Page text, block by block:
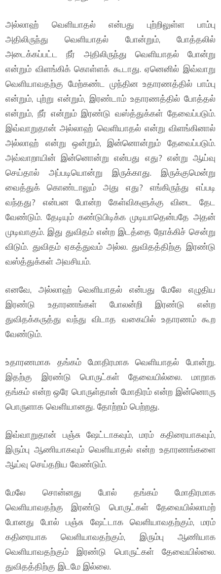
அல்லாஹ் வெளியாதல் என்பது புற்றிலுள்ள பாம்பு
அதிலிருந்து வெளியாதல் போன்றும், போத்தலில்
அடைக்கப்பட்ட நீர் அதிலிருந்து வெளியாதல் போன்று
என்றும் விளங்கிக் கொள்ளக் கூடாது. ஏனெனில் இவ்வாறு
வெளியாவதற்கு மேற்கண்ட முந்தின உதாரணத்தில் பாம்பு
என்றும், புற்று என்றும், இரண்டாம் உதாரணத்தில் போத்தல்
என்றும், நீர் என்றும் இரண்டு வஸ்த்துக்கள் தேவைப்படும்.
இவ்வாறுதான் அல்லாஹ் வெளியாதல் என்று விளங்கினால்
அல்லாஹ் என்று ஒன்றும், இன்னொன்றும் தேவைப்படும்.
அவ்வாறாயின் இன்னொன்று என்பது எது? என்று ஆய்வு
செய்தால் அப்படியொன்று இருக்காது. இருக்குமென்று
வைத்துக் கொண்டாலும் அது எது? எங்கிருந்து எப்படி
வந்தது? என்பன போன்ற கேள்விகளுக்கு விடை தேட
வேண்டும். தேடியும் கண்டுபிடிக்க முடியாதென்பதே அதன்
முடிவாகும். இது துவிதம் என்ற இடத்தை நோக்கிச் சென்று
விடும். துவிதம் ஏகத்துவம் அல்ல. துவிதத்திற்கு இரண்டு
வஸ்த்துக்கள் அவசியம்.
எனவே, அல்லாஹ் வெளியாதல் என்பது மேலே எழுதிய
இரண்டு உதாரணங்கள் போலன்றி இரண்டு என்ற
துவிதக்கருத்து வந்து விடாத வகையில் உதாரணம் கூற
வேண்டும்.
உதாரணமாக தங்கம் மோதிரமாக வெளியாதல் போன்று.
இதற்கு இரண்டு பொருட்கள் தேவையில்லை. மாறாக
தங்கம் என்ற ஒரே பொருள்தான் மோதிரம் என்ற இன்னொரு
பொருளாக வெளியானது. தோற்றம் பெற்றது.
இவ்வாறுதான் பஞ்சு ஷேட்டாகவும், மரம் கதிரையாகவும்,
இரும்பு ஆணியாகவும் வெளியாதல் என்ற உதாரணங்களை
ஆய்வு செய்தறிய வேண்டும்.
மேலே சொன்னது போல் தங்கம் மோதிரமாக
வெளியாவதற்கு இரண்டு பொருட்கள் தேவையில்லாமற்
போனது போல் பஞ்சு ஷேட்டாக வெளியாவதற்கும், மரம்
கதிரையாக வெளியாவதற்கும், இரும்பு ஆணியாக
வெளியாவதற்கும் இரண்டு பொருட்கள் தேவையில்லை.
துவிதத்திற்கு இடமே இல்லை.